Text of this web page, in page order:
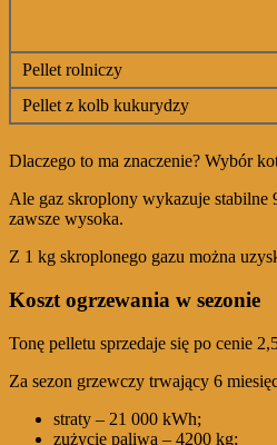
Pellet rolniczy
Pellet z kolb kukurydzy
Dlaczego to ma znaczenie? Wybór
Ale gaz skroplony wykazuje stabilne
zawsze wysoka.
Z 1 kg skroplonego gazu można
Koszt ogrzewania w sezonie
Tonę pelletu sprzedaje się po cenie
Za sezon grzewczy trwający 6
straty – 21 000 kWh;
zużycie paliwa – 4200 kg;